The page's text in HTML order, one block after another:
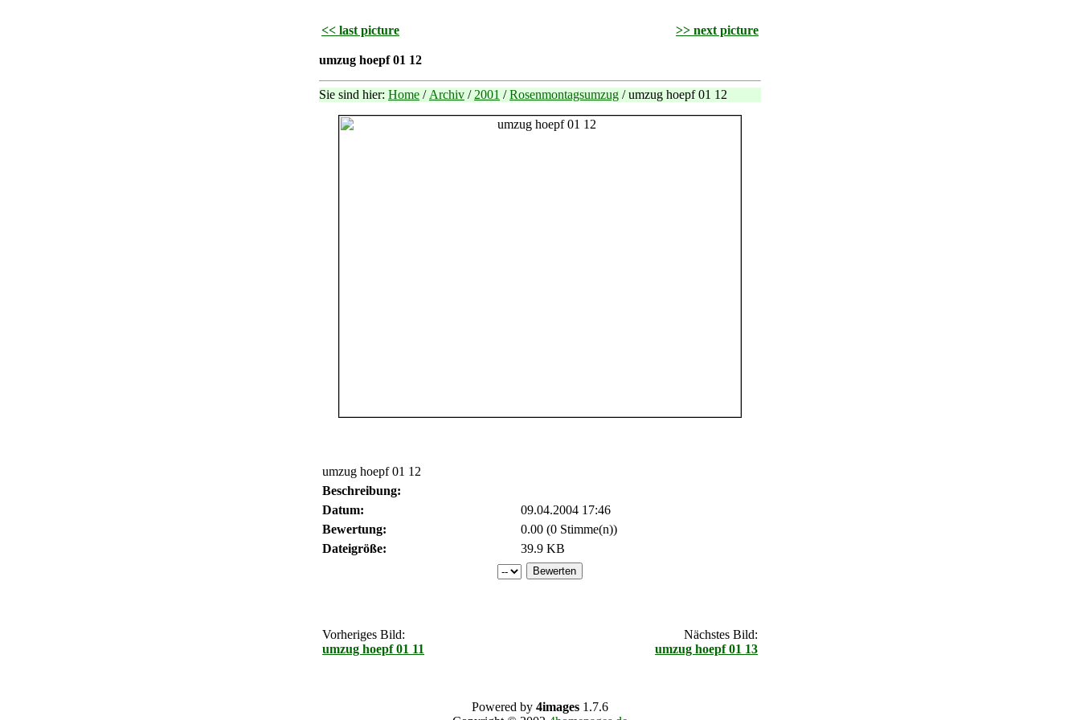
<< last picture >> next picture
umzug hoepf 01 12
Sie sind hier: Home / Archiv / 2001 /Rosenmontagsumzug / umzug hoepf 01 12
umzug hoepf 01 12
Beschreibung:
Datum:
09.04.2004 17:46
Bewertung:
0.00 (0 Stimme(n))
Dateigröße:
39.9 KB
Vorheriges Bild:
umzug hoepf 01 11
Nächstes Bild:
umzug hoepf 01 13
Powered by 4images 1.7.6